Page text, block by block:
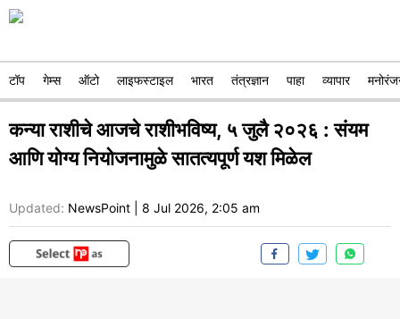
टॉप गेम्स ऑटो लाइफस्टाइल भारत तंत्रज्ञान पाहा व्यापार
कन्या राशीचे आजचे राशीभविष्य, ५ जुलै २०२६ : संयम
आणि योग्य नियोजनामुळे सातत्यपूर्ण यश मिळेल
Updated: NewsPoint 8 Jul 2026, 2:05 am